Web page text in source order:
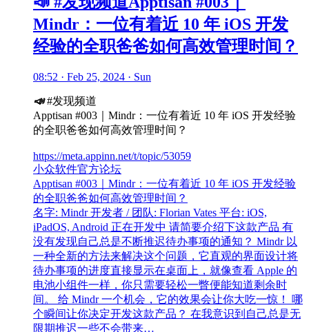
Mindr：一位有着近 10 年 iOS 开发
经验的全职爸爸如何高效管理时间？
08:52 · Feb 25, 2024 · Sun
📣#发现频道
Apptisan #003｜Mindr：一位有着近 10 年 iOS 开发经验
的全职爸爸如何高效管理时间？
https://meta.appinn.net/t/topic/53059
小众软件官方论坛
Apptisan #003｜Mindr：一位有着近 10 年 iOS 开发经验
的全职爸爸如何高效管理时间？
名字: Mindr 开发者 / 团队: Florian Vates 平台: iOS,
iPadOS, Android 正在开发中 请简要介绍下这款产品 有
没有发现自己总是不断推迟待办事项的通知？ Mindr 以
一种全新的方法来解决这个问题，它直观的界面设计将
待办事项的进度直接显示在桌面上，就像查看 Apple 的
电池小组件一样，你只需要轻松一瞥便能知道剩余时
间。 给 Mindr 一个机会，它的效果会让你大吃一惊！ 哪
个瞬间让你决定开发这款产品？ 在我意识到自己总是无
限期推迟一些不会带来…